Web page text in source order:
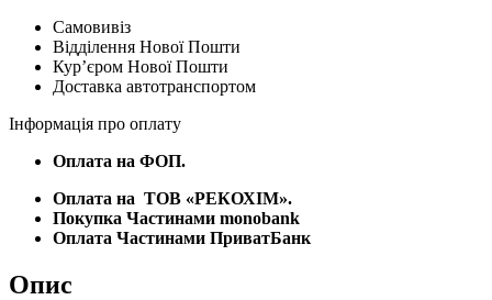
Самовивіз
Відділення Нової Пошти
Курʼєром Нової Пошти
Доставка автотранспортом
Інформація про оплату
Оплата на ФОП.
Оплата на ТОВ «РЕКОХІМ».
Покупка Частинами monobank
Оплата Частинами ПриватБанк
Опис